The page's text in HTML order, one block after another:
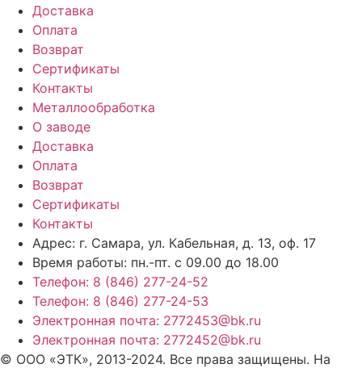
Доставка
Оплата
Возврат
Сертификаты
Контакты
Металлообработка
О заводе
Доставка
Оплата
Возврат
Сертификаты
Контакты
Адрес: г. Самара, ул. Кабельная, д. 13, оф. 17
Время работы: пн.-пт. с 09.00 до 18.00
Телефон: 8 (846) 277-24-52
Телефон: 8 (846) 277-24-53
Электронная почта: 2772453@bk.ru
Электронная почта: 2772452@bk.ru
© ООО «ЭТК», 2013-2024. Все права защищены. На